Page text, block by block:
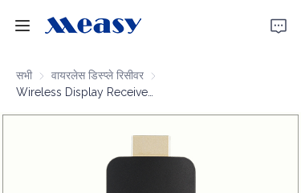
सभी वायरलेस डिस्प्ले रिसीवर वायरलेस डिस्प्ले रिसीवर
होम
उत्पाद